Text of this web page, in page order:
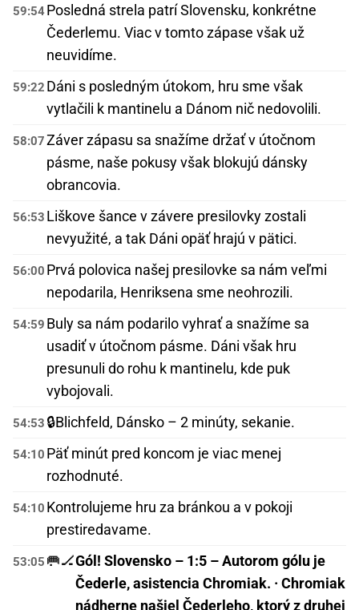
59:54Posledná strela patrí Slovensku, konkrétne
Čederlemu. Viac v tomto zápase však už
neuvidíme.
59:22 Dáni s posledným útokom, hru sme však
vytlačili k mantinelu a Dánom nič nedovolili.
58:07Záver zápasu sa snažíme držať v útočnom
pásme, naše pokusy však blokujú dánsky
obrancovia.
56:53 Liškove šance v závere presilovky zostali
nevyužité, a tak Dáni opäť hrajú v pätici.
56:00 Prvá polovica našej presilovke sa nám veľmi
nepodarila, Henriksena sme neohrozili.
54:59 Buly sa nám podarilo vyhrať a snažíme sa
usadiť v útočnom pásme. Dáni však hru
presunuli do rohu k mantinelu, kde puk
vybojovali.
54:53 🔒Blichfeld, Dánsko – 2 minúty, sekanie.
54:10 Päť minút pred koncom je viac menej
rozhodnuté.
54:10 Kontrolujeme hru za bránkou a v pokoji
prestiredavame.
53:05 🥅🏒Gól! Slovensko – 1:5 – Autorom gólu je
Čederle, asistencia Chromiak. · Chromiak
nádherne našiel Čederleho, ktorý z druhej